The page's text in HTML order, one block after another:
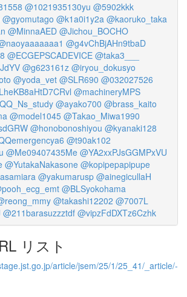
@1021935130yu @5902kkk
@gyomutago @k1a0i1y2a @kaoruko_taka
@MinnaAED @Jichou_BOCHO
@g4vChBjAHn9tbaD
@ECGEPSCADEVICE @taka3___
@g623161z @iryou_dokusyo
@yoda_vet @SLR690 @032027526
@machineryMPS
@ayako700 @brass_kaito
@model1045 @Takao_Miwa1990
@honobonoshiyou @kyanaki128
@t90ak102
@Me09407435Me @YA2xxPJsGGMPxVU
@YutakaNakasone @kopipepapipupe
@yakumarusp @ainegicullaH
@BLSyokohama
@takashi12202 @7007L
@211barasuzzztdf @vipzFdDXTz6Czhk
リスト
article/jsem/25/1/25_41/_article/-